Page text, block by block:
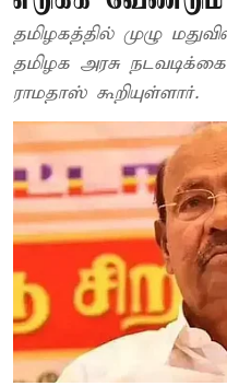
தமிழகத்தில் முழு
தமிழக அரசு
ராமதாஸ் கூறியுள்ளார்.